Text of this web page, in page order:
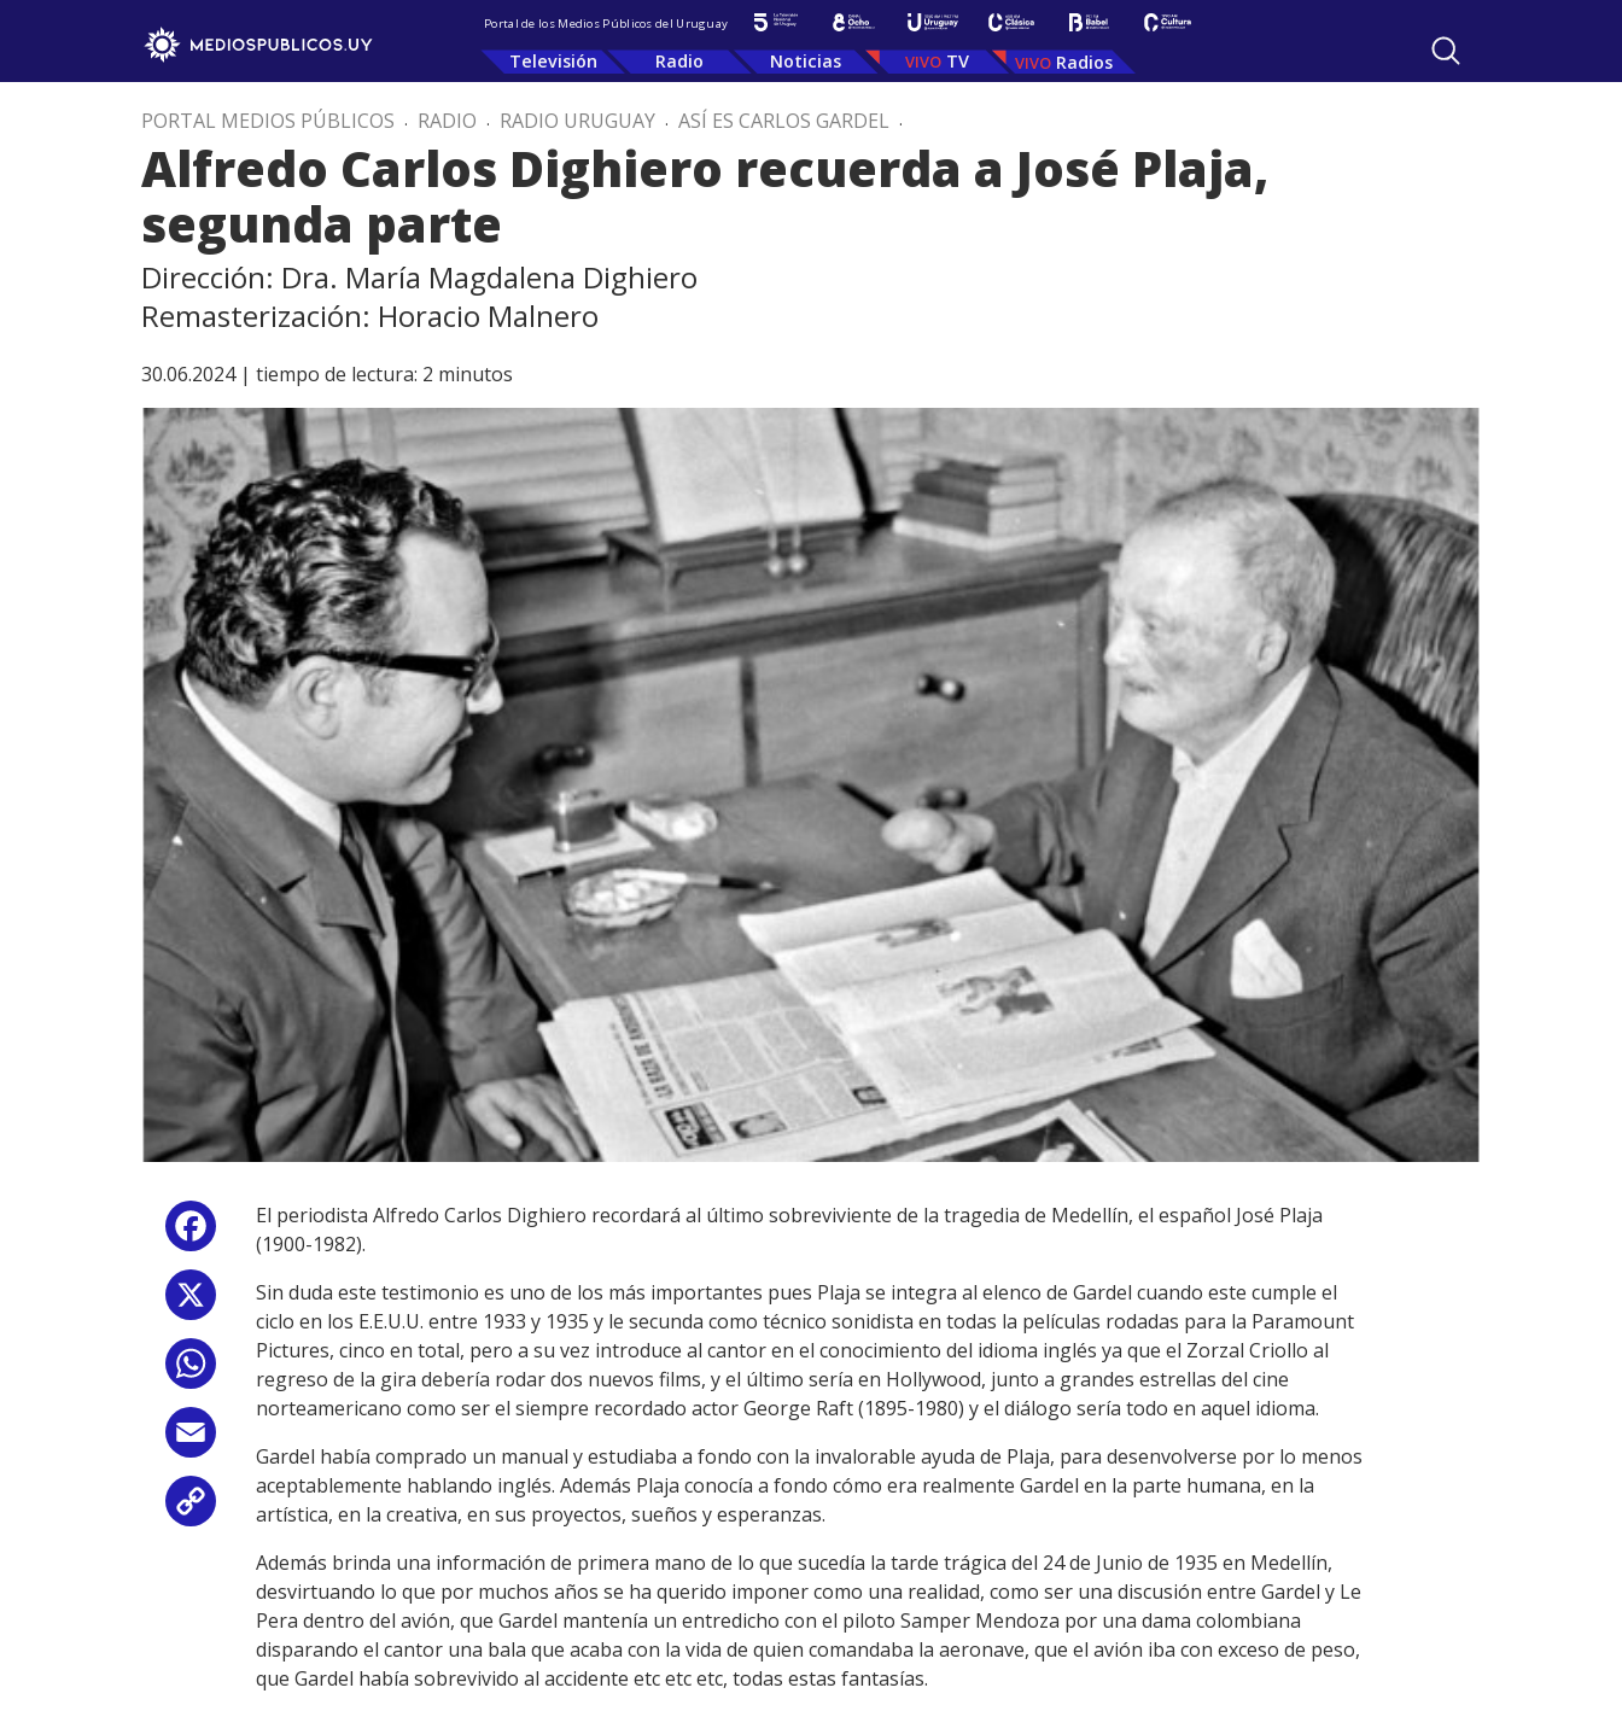
Portal de los Medios Públicos del Uruguay
Televisión Radio Noticias TV Radios
PORTAL MEDIOS PÚBLICOS . RADIO . RADIO URUGUAY . ASÍ ES CARLOS GARDEL .
Alfredo Carlos Dighiero recuerda a José Plaja,
segunda parte
Dirección: Dra. María Magdalena Dighiero
Remasterización: Horacio Malnero
30.06.2024 | tiempo de lectura: 2 minutos
Facebook
Copy
Link
El periodista Alfredo Carlos Dighiero recordará al último sobreviviente de la tragedia de Medellín, el español José Plaja
(1900-1982).
Sin duda este testimonio es uno de los más importantes pues Plaja se integra al elenco de Gardel cuando este cumple el
ciclo en los E.E.U.U. entre 1933 y 1935 y le secunda como técnico sonidista en todas la películas rodadas para la Paramount
Pictures, cinco en total, pero a su vez introduce al cantor en el conocimiento del idioma inglés ya que el Zorzal Criollo al
regreso de la gira debería rodar dos nuevos films, y el último sería en Hollywood, junto a grandes estrellas del cine
norteamericano como ser el siempre recordado actor George Raft (1895-1980) y el diálogo sería todo en aquel idioma.
Gardel había comprado un manual y estudiaba a fondo con la invalorable ayuda de Plaja, para desenvolverse por lo menos
aceptablemente hablando inglés. Además Plaja conocía a fondo cómo era realmente Gardel en la parte humana, en la
artística, en la creativa, en sus proyectos, sueños y esperanzas.
Además brinda una información de primera mano de lo que sucedía la tarde trágica del 24 de Junio de 1935 en Medellín,
desvirtuando lo que por muchos años se ha querido imponer como una realidad, como ser una discusión entre Gardel y Le
Pera dentro del avión, que Gardel mantenía un entredicho con el piloto Samper Mendoza por una dama colombiana
disparando el cantor una bala que acaba con la vida de quien comandaba la aeronave, que el avión iba con exceso de peso,
que Gardel había sobrevivido al accidente etc etc etc, todas estas fantasías.